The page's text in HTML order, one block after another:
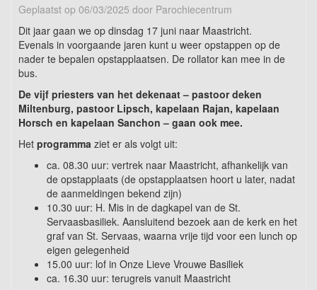
Geplaatst op 06/03/2025 door Parochiecentrum
Dit jaar gaan we op dinsdag 17 juni naar Maastricht.
Evenals in voorgaande jaren kunt u weer opstappen op de
nader te bepalen opstapplaatsen. De rollator kan mee in de
bus.
De vijf priesters van het dekenaat – pastoor deken
Miltenburg, pastoor Lipsch, kapelaan Rajan, kapelaan
Horsch en kapelaan Sanchon – gaan ook mee.
Het programma ziet er als volgt uit:
ca. 08.30 uur: vertrek naar Maastricht, afhankelijk van
de opstapplaats (de opstapplaatsen hoort u later, nadat
de aanmeldingen bekend zijn)
10.30 uur: H. Mis in de dagkapel van de St.
Servaasbasiliek. Aansluitend bezoek aan de kerk en het
graf van St. Servaas, waarna vrije tijd voor een lunch op
eigen gelegenheid
15.00 uur: lof in Onze Lieve Vrouwe Basiliek
ca. 16.30 uur: terugreis vanuit Maastricht